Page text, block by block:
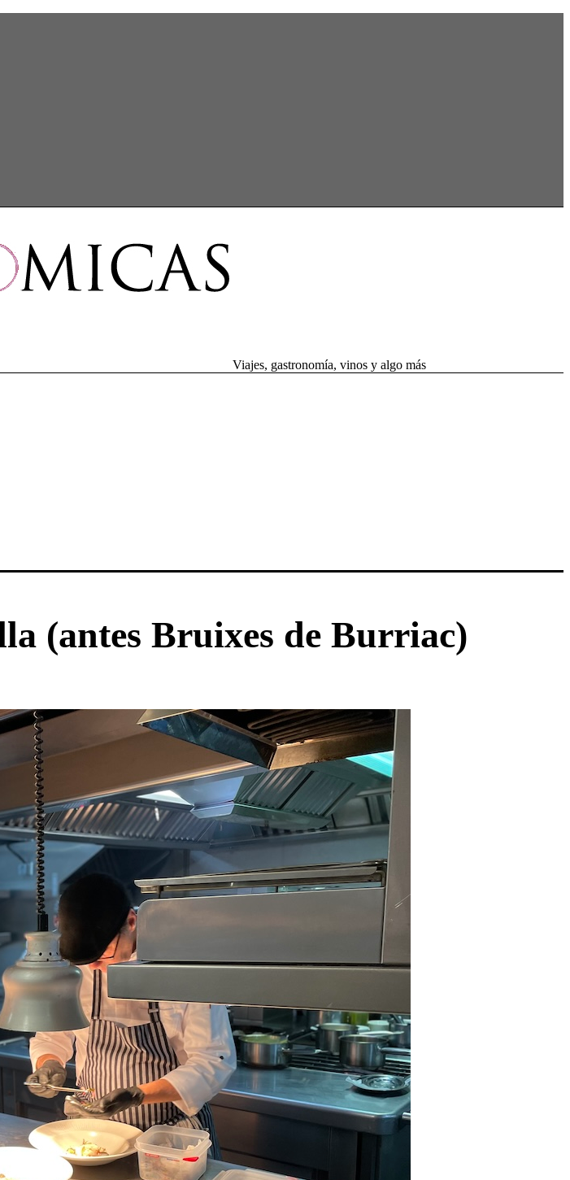
Viajes, gastronomía, vinos y algo más
(antes Bruixes de Burriac)